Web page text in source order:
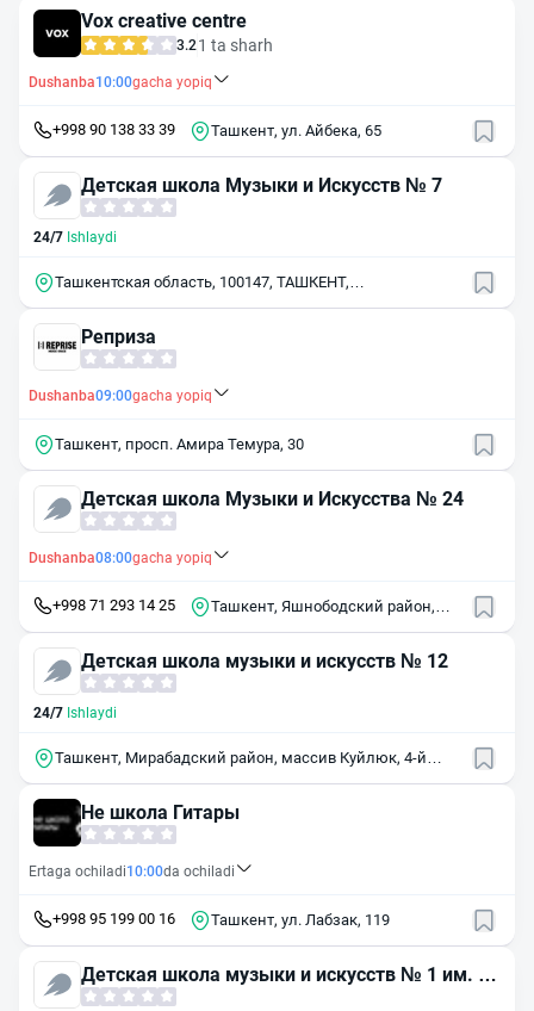
Vox creative centre
3.2 1 ta sharh
Dushanba10:00gacha yopiq
+998 90 138 33 39 Ташкент, ул. Айбека, 65
Детская школа Музыки и Искусств № 7
24/7 Ishlaydi
Ташкентская область, 100147, ТАШКЕНТ,
МУСАХАНОВА, 13 А
Реприза
Dushanba09:00gacha yopiq
Ташкент, просп. Амира Темура, 30
Детская школа Музыки и Искусства № 24
Dushanba08:00gacha yopiq
+998 71 293 14 25
Ташкент, Яшнободский район,
Детская школа музыки и искусств № 12
24/7 Ishlaydi
Ташкент, Мирабадский район, массив Куйлюк, 4-й
Не школа Гитары
Ertaga ochiladi10:00da ochiladi
+998 95 199 00 16 Ташкент, ул. Лабзак, 119
Детская школа музыки и искусств № 1 им. Т.
Садыкова